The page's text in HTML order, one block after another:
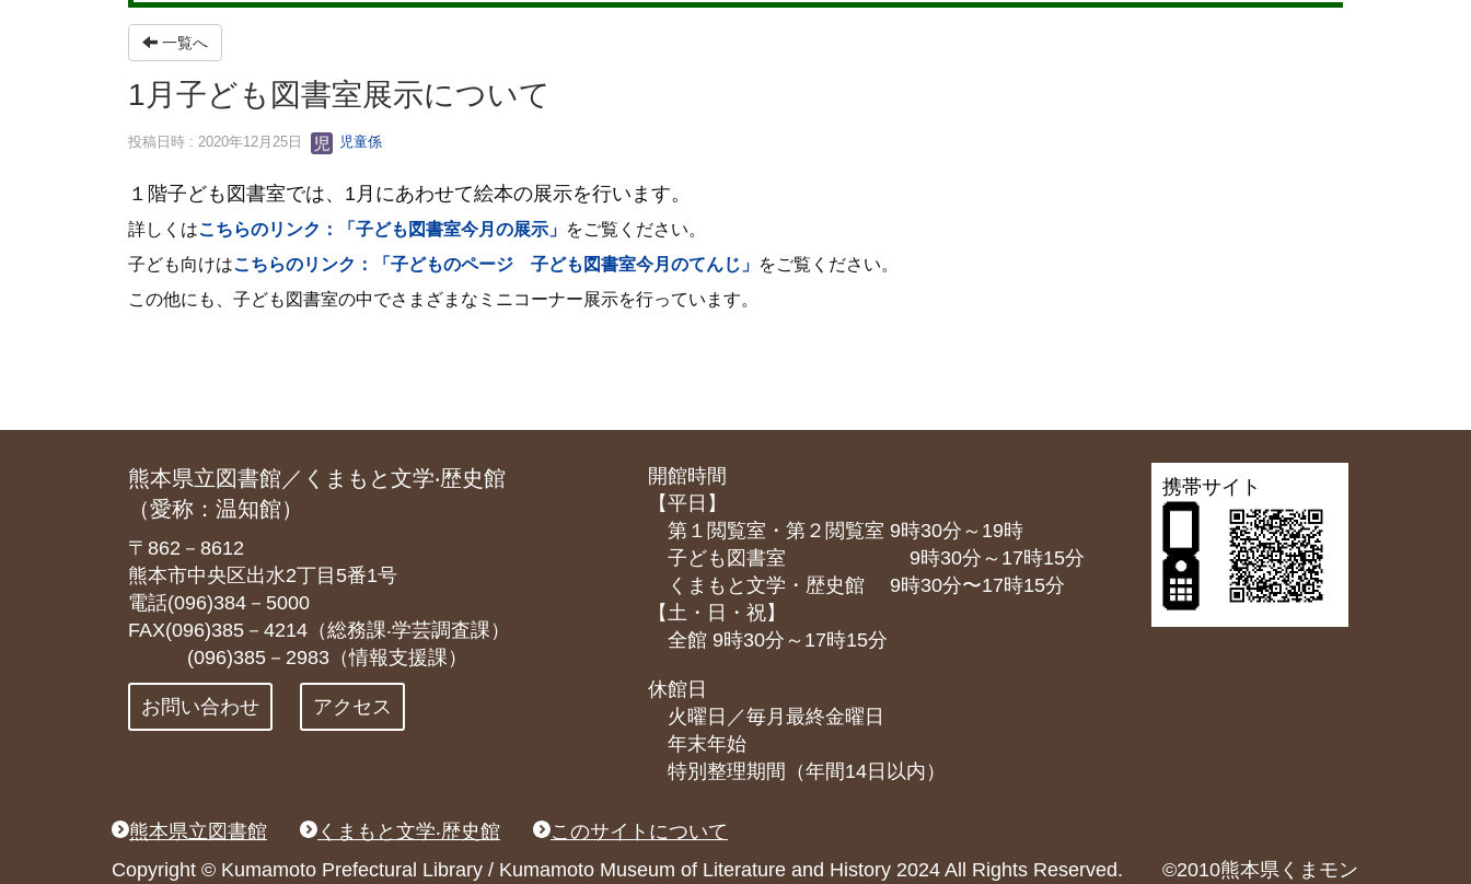
一覧へ
1月子ども図書室展示について
投稿日時 : 2020年12月25日 児童係
１階子ども図書室では、1月にあわせて絵本の展示を行います。
詳しくはこちらのリンク：「子ども図書室今月の展示」 をご覧ください。
子ども向けはこちらのリンク：「子どものページ 子ども図書室今月のてんじ」 をご覧ください。
この他にも、子ども図書室の中でさまざまなミニコーナー展示を行っています。
熊本県立図書館／くまもと文学‧歴史館
（愛称：温知館）
〒862－8612
熊本市中央区出水2丁目5番1号
電話(096)384－5000
FAX(096)385－4214（総務課‧学芸調査課）
(096)385－2983（情報支援課）
お問い合わせ アクセス
開館時間
【平日】
第１閲覧室・第２閲覧室 9時30分～19時
子ども図書室 9時30分～17時15分
くまもと⽂学・歴史館 9時30分〜17時15分
【土・日・祝】
全館 9時30分～17時15分
休館日
火曜日／毎月最終金曜日
年末年始
特別整理期間（年間14日以内）
携帯サイト
熊本県立図書館 くまもと文学‧歴史館
このサイトについて
Copyright © Kumamoto Prefectural Library / Kumamoto Museum of Literature and History 2024 All Rights Reserved. ©2010熊本県くまモン